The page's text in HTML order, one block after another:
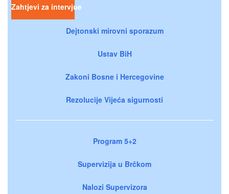
Zahtjevi za intervjue
Dejtonski mirovni sporazum
Ustav BiH
Zakoni Bosne i Hercegovine
Rezolucije Vijeća sigurnosti
Program 5+2
Supervizija u Brčkom
Nalozi Supervizora